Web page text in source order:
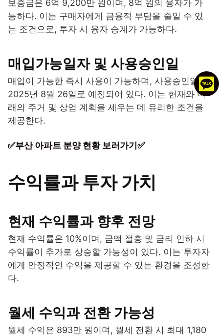
보증금은 6억 9,200만 원이며, 8억 원의 융자가 가
능하다. 이는 구매자에게 금융적 부담을 줄일 수 있
는 조건으로, 투자 시 융자 승계가 가능하다.
매입가능일자 및 사용승인일
매입이 가능한 즉시 사용이 가능하며, 사용승인일은
2025년 8월 26일로 예정되어 있다. 이는 현재와 미
래의 주거 및 상업 계획을 세우는 데 유리한 조건을
제공한다.
✅부산 아파트 분양 현황 보러가기✅
수익률과 투자 가치
현재 수익률과 향후 전망
현재 수익률은 10%이며, 금액 절충 및 금리 인하 시
수익률이 추가로 상승할 가능성이 있다. 이는 투자자
에게 안정적인 수익을 제공할 수 있는 환경을 조성한
다.
월세 수익과 전환 가능성
월세 수익은 893만 원이며, 월세 전환 시 최대 1,180